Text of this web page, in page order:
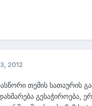
2012
თემის სათაურის